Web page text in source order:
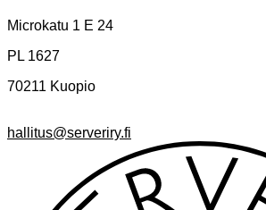
Microkatu 1 E 24
PL 1627
70211 Kuopio
hallitus@serveriry.fi